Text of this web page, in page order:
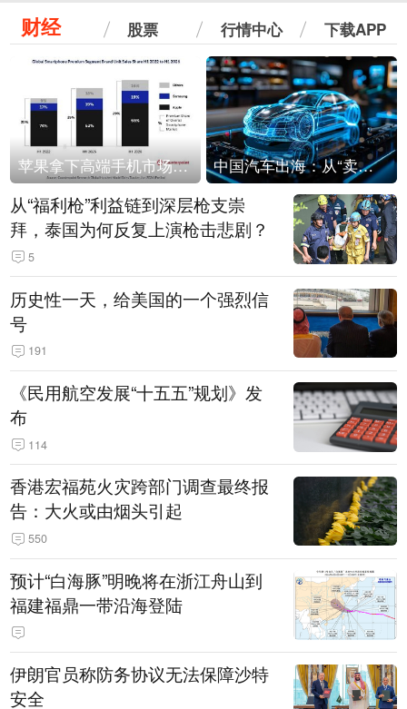
财经 股票 行情中心 下载APP
苹果拿下高端手机市场65%的份额：iPhone 17系列功不可没 中国汽车出海：从“卖出去”到“走进去”
从“福利枪”利益链到深层枪支崇
拜，泰国为何反复上演枪击悲剧？
5
历史性一天，给美国的一个强烈信
号
191
《民用航空发展“十五五”规划》发
布
114
香港宏福苑火灾跨部门调查最终报
告：大火或由烟头引起
550
预计“白海豚”明晚将在浙江舟山到
福建福鼎一带沿海登陆
伊朗官员称防务协议无法保障沙特
安全